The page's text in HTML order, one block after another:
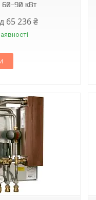
60-90 кВт
65 236 ₴